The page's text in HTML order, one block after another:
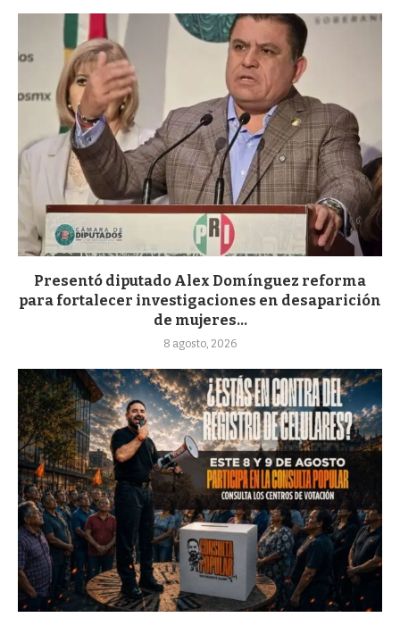
Presentó diputado Alex Domínguez reforma
para fortalecer investigaciones en desaparición
de mujeres...
8 agosto, 2026